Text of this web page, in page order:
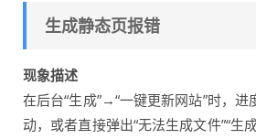
生成静态页报错
现象描述
在后台“生成”→“一键更新网站”时，
动，或者直接弹出“无法生成文件”“生